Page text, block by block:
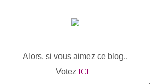
Alors, si vous aimez ce blog..
Votez ICI